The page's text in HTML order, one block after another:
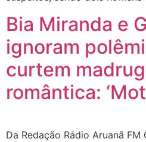
Bia Miranda e
ignoram
curtem
romântica:
Da Redação Rádio Aruanã